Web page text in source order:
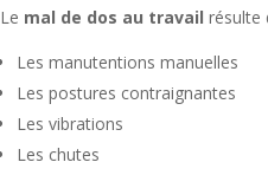
Le mal de dos au travail résulte
Les manutentions manuelles
Les postures contraignantes
Les vibrations
Les chutes